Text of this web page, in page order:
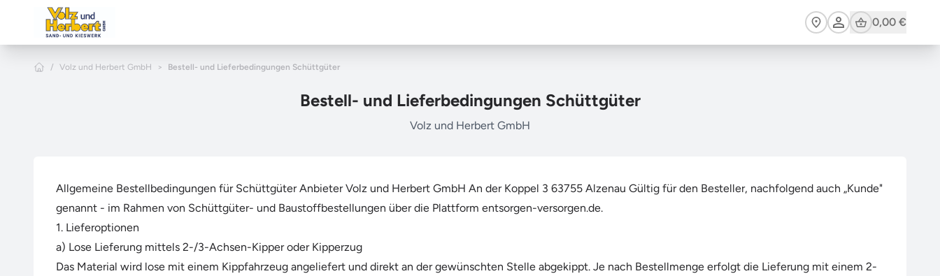
Zum Hauptinhalt springen
Home
Cart0,00 €
/ Volz und Herbert GmbH > Bestell- und Lieferbedingungen Schüttgüter
Bestell- und Lieferbedingungen Schüttgüter
Volz und Herbert GmbH
Allgemeine Bestellbedingungen für Schüttgüter Anbieter Volz und Herbert GmbH An der Koppel 3 63755 Alzenau Gültig für den Besteller, nachfolgend auch „Kunde"
genannt - im Rahmen von Schüttgüter- und Baustoffbestellungen über die Plattform entsorgen-versorgen.de.
1. Lieferoptionen
a) Lose Lieferung mittels 2-/3-Achsen-Kipper oder Kipperzug
Das Material wird lose mit einem Kippfahrzeug angeliefert und direkt an der gewünschten Stelle abgekippt. Je nach Bestellmenge erfolgt die Lieferung mit einem 2-